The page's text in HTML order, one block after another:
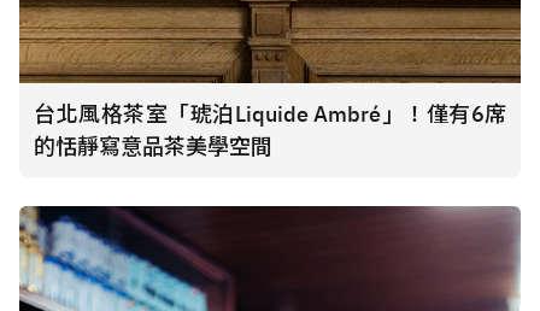
台北風格茶室「琥泊Liquide Ambré」！僅有6席
的恬靜寫意品茶美學空間